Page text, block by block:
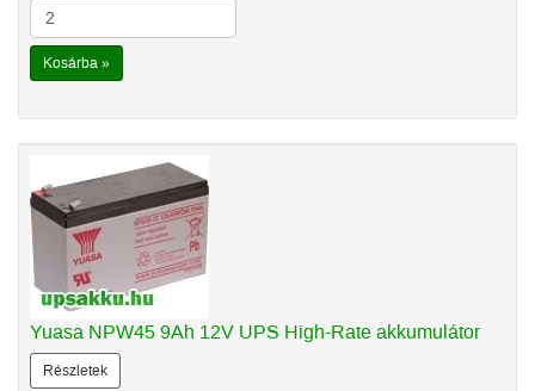
Kosárba »
Yuasa NPW45 9Ah 12V UPS High-Rate akkumulátor
Részletek